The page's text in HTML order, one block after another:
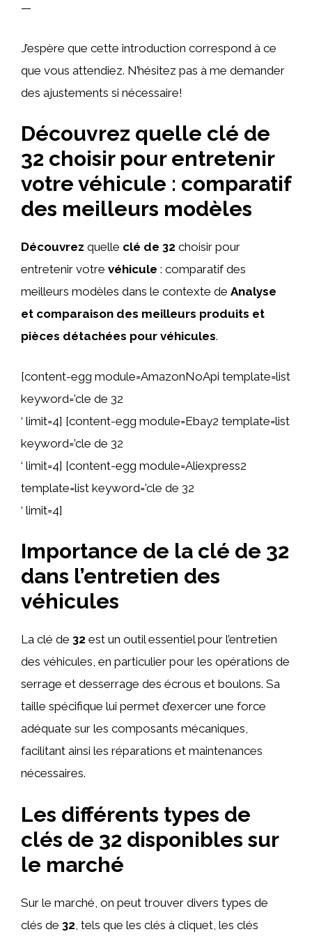
—
J’espère que cette introduction correspond à ce
que vous attendiez. N’hésitez pas à me demander
des ajustements si nécessaire!
Découvrez quelle clé de
32 choisir pour entretenir
votre véhicule : comparatif
des meilleurs modèles
Découvrez quelle clé de 32 choisir pour
entretenir votre véhicule : comparatif des
meilleurs modèles dans le contexte de Analyse
et comparaison des meilleurs produits et
pièces détachées pour véhicules.
[content-egg module=AmazonNoApi template=list
keyword=’cle de 32
‘ limit=4] [content-egg module=Ebay2 template=list
keyword=’cle de 32
‘ limit=4] [content-egg module=Aliexpress2
template=list keyword=’cle de 32
‘ limit=4]
Importance de la clé de 32
dans l’entretien des
véhicules
La clé de 32 est un outil essentiel pour l’entretien
des véhicules, en particulier pour les opérations de
serrage et desserrage des écrous et boulons. Sa
taille spécifique lui permet d’exercer une force
adéquate sur les composants mécaniques,
facilitant ainsi les réparations et maintenances
nécessaires.
Les différents types de
clés de 32 disponibles sur
le marché
Sur le marché, on peut trouver divers types de
clés de 32 , tels que les clés à cliquet, les clés